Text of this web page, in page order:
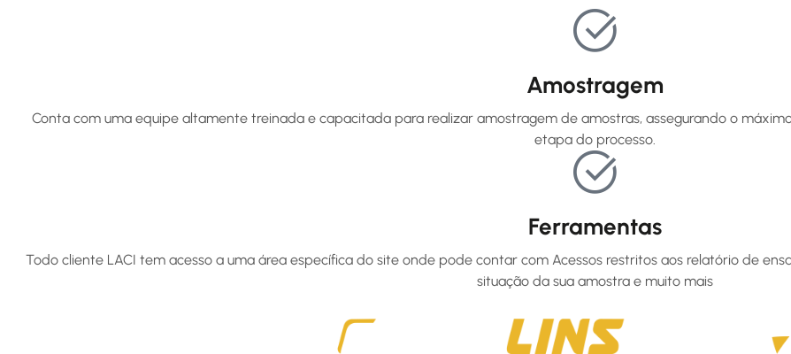
Amostragem
Conta com uma equipe altamente treinada e capacitada para realizar amostragem de amostras, assegurando o
etapa do processo.
Ferramentas
Todo cliente LACI tem acesso a uma área específica do site onde pode contar com Acessos restritos aos relatório de
situação da sua amostra e muito mais